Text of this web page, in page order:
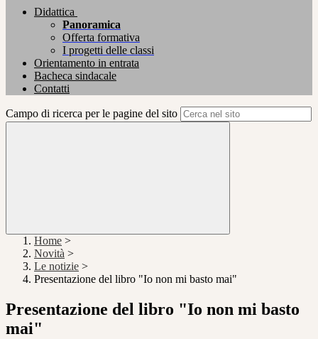
Didattica
Panoramica
Offerta formativa
I progetti delle classi
Orientamento in entrata
Bacheca sindacale
Contatti
Campo di ricerca per le pagine del sito
Home >
Novità >
Le notizie >
Presentazione del libro "Io non mi basto mai"
Presentazione del libro "Io non mi basto
mai"